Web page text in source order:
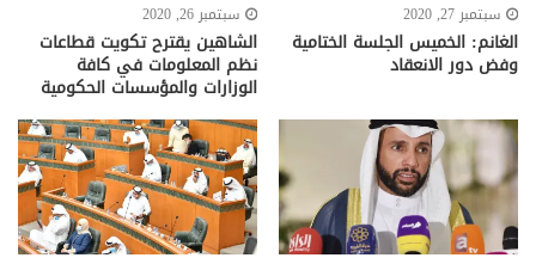
سبتمبر 27, 2020
الغانم: الخميس الجلسة الختامية
وفض دور الانعقاد
سبتمبر 26, 2020
الشاهين يقترح تكويت قطاعات
نظم المعلومات في كافة
الوزارات والمؤسسات الحكومية